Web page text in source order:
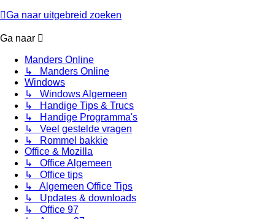
Ga naar uitgebreid zoeken
Ga naar
Manders Online
↳ Manders Online
Windows
↳ Windows Algemeen
↳ Handige Tips & Trucs
↳ Handige Programma's
↳ Veel gestelde vragen
↳ Rommel bakkie
Office & Mozilla
↳ Office Algemeen
↳ Office tips
↳ Algemeen Office Tips
↳ Updates & downloads
↳ Office 97